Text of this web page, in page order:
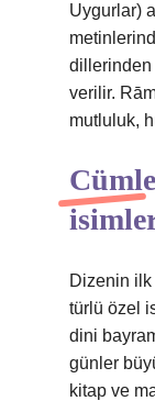
Uygurlar)
dillerinden
verilir.
mutluluk,
Dizenin
türlü özel
dini
günler
kitap ve